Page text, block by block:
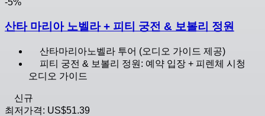
-5%
산타 마리아 노벨라 + 피티 궁전 & 보볼리 정원
산타마리아노벨라 투어 (오디오 가이드 제공)
피티 궁전 & 보볼리 정원: 예약 입장 + 피렌체 시청
오디오 가이드
신규
최저가격: US$51.39